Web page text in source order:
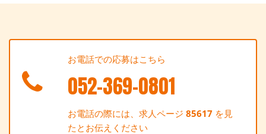
お電話での応募はこちら
052-369-0801
お電話の際には、求人ページ85617 を見
たとお伝えください